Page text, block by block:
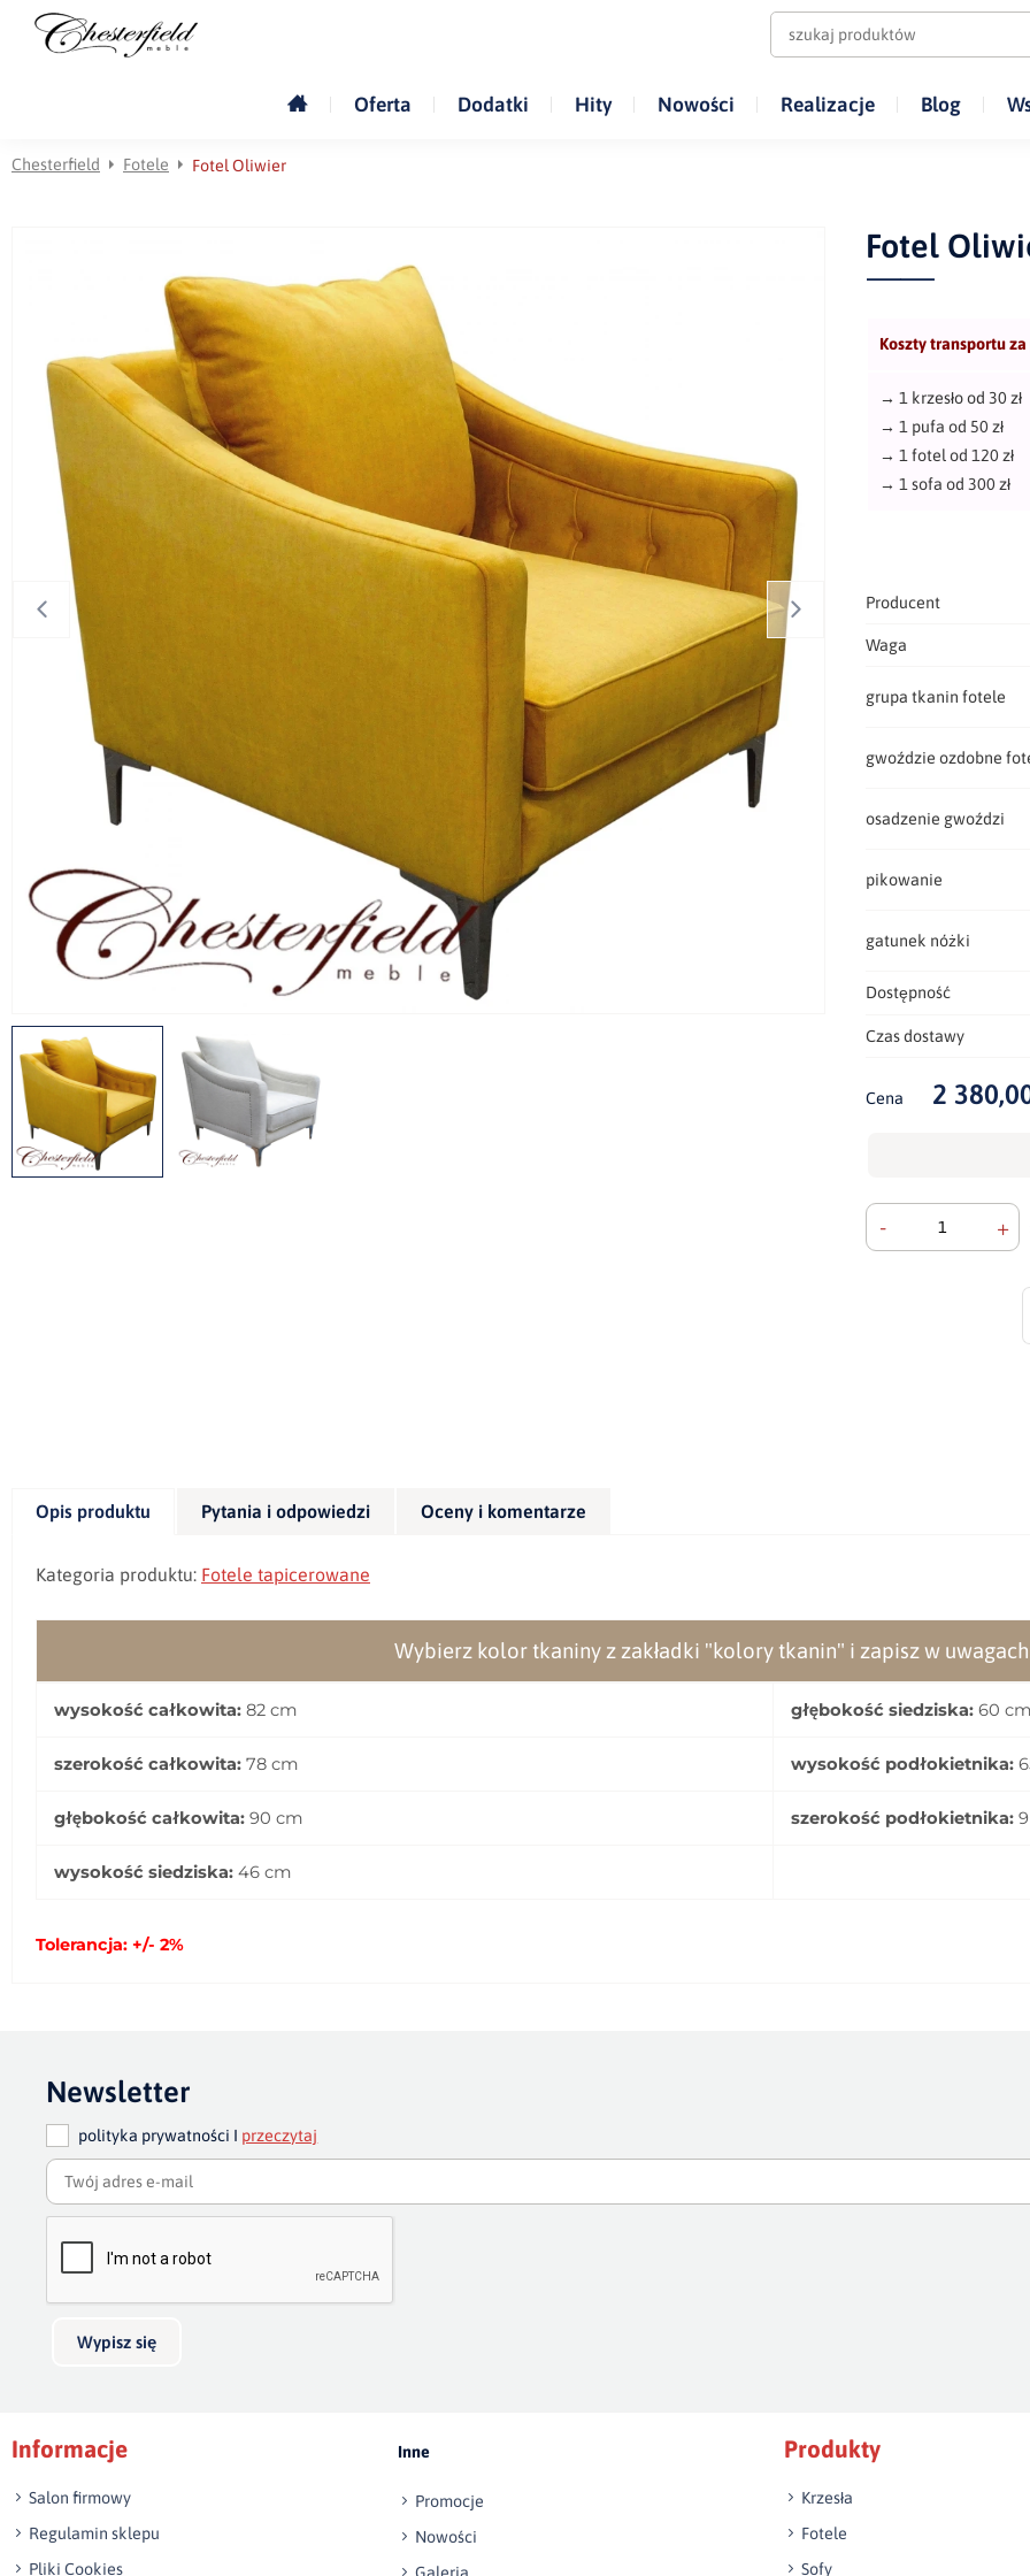
Oferta Dodatki Hity Nowości Realizacje Blog
Chesterfield Fotele Fotel Oliwier
Fotel
Koszty transportu
→1 krzesło od 30 zł
→1 pufa od 50 zł
→ 1 fotel od 120 zł
→1 sofa od 300 zł
Producent
Waga
grupa tkanin fotele
gwoździe ozdobne
osadzenie gwoździ
pikowanie
gatunek nóżki
Dostępność
Czas dostawy
Cena 2
- +
Opis produktu Pytania i odpowiedzi Oceny i komentarze
Kategoria produktu: Fotele tapicerowane
Wybierz kolor tkaniny z zakładki "kolory tkanin" i zapisz w
wysokość całkowita: 82 cm głębokość siedziska: 60 cm
szerokość całkowita: 78 cm wysokość podłokietnika:
głębokość całkowita: 90 cm szerokość podłokietnika:
wysokość siedziska: 46 cm
Tolerancja: +/- 2%
Newsletter
polityka prywatności I przeczytaj
Wypisz się
Informacje
Salon firmowy
Regulamin sklepu
Pliki Cookies
Inne
Promocje
Nowości
Galeria
Produkty
Krzesła
Fotele
Sofy